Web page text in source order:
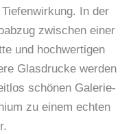
In der
zwischen einer
und hochwertigen
Glasdrucke werden
schönen Galerie-
zu einem echten